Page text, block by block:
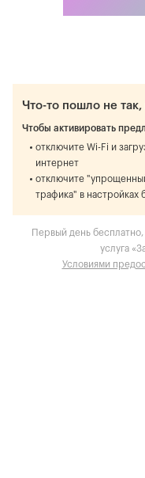
Что-то пошло не
Чтобы активировать
отключите Wi-Fi и
интернет
отключите
трафика" в настройках
Первый день
услуга
Условиями